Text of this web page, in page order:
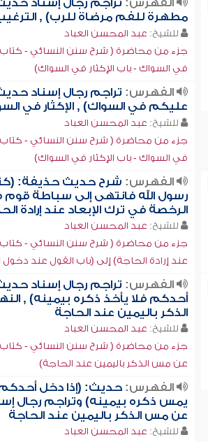
الفهرس: تراجم رجال إسناد
مطهرة للفم مرضاة للرب) ,
للشيخ: عبد المحسن العباد
جزء من محاضرة ( شرح سنن النسائي - كتاب
في السواك - باب الإكثار في السواك)
الفهرس: تراجم رجال إسناد
عليكم في السواك) , الإكثار في
للشيخ: عبد المحسن العباد
جزء من محاضرة ( شرح سنن النسائي - كتاب
في السواك - باب الإكثار في السواك)
الفهرس: شرح حديث حذيفة:
رسول الله فانتهى إلى سباطة قوم
الرخصة في ترك الإبعاد عند إرادة
للشيخ: عبد المحسن العباد
جزء من محاضرة ( شرح سنن النسائي - كتاب
عند إرادة الحاجة) إلى (باب القول عند دخول
الفهرس: تراجم رجال إسناد
أحدكم فلا يأخذ ذكره بيمينه) ,
الذكر باليمين عند الحاجة
للشيخ: عبد المحسن العباد
جزء من محاضرة ( شرح سنن النسائي - كتاب
عن مس الذكر باليمين عند الحاجة)
الفهرس: حديث: (إذا دخل أحدكم
يمس ذكره بيمينه) وتراجم رجال
عن مس الذكر باليمين عند الحاجة
للشيخ: عبد المحسن العباد